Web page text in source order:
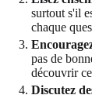
surtout s'il
chaque
pas de
découvrir
Discutez